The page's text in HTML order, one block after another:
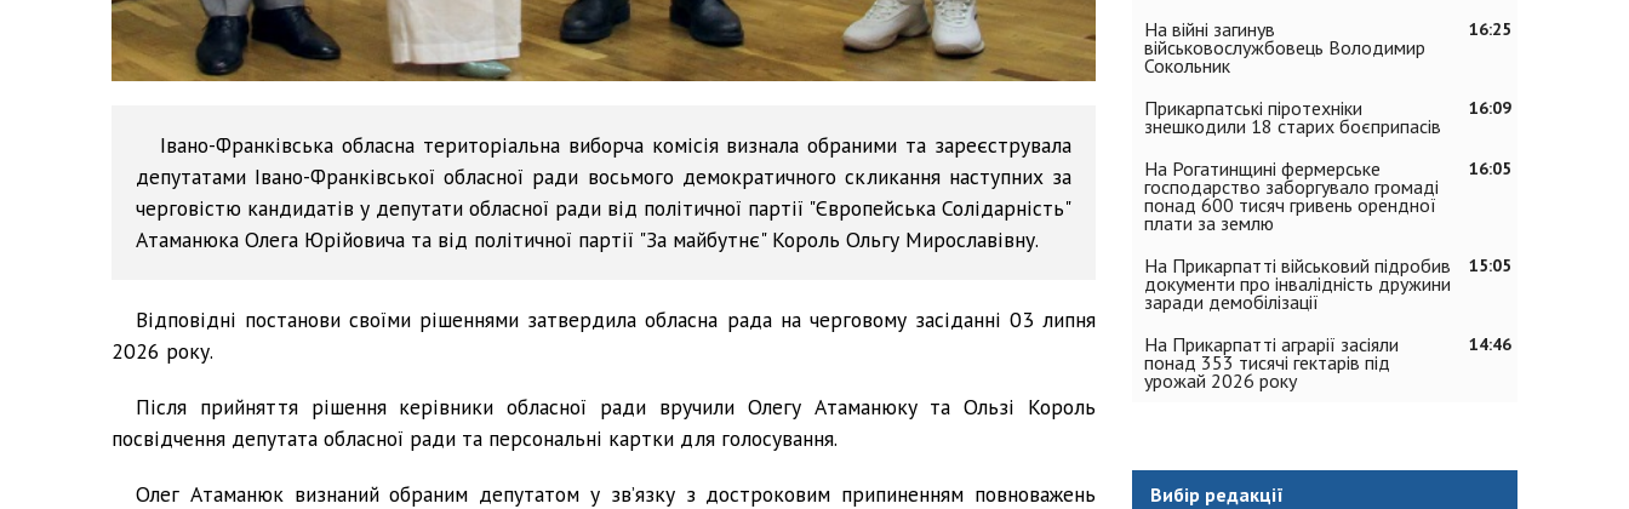
Івано-Франківська обласна територіальна виборча комісія визнала обраними та зареєструвала
депутатами Івано-Франківської обласної ради восьмого демократичного скликання наступних за
черговістю кандидатів у депутати обласної ради від політичної партії "Європейська Солідарність"
Атаманюка Олега Юрійовича та від політичної партії "За майбутнє" Король Ольгу Мирославівну.
Відповідні постанови своїми рішеннями затвердила обласна рада на черговому засіданні 03 липня
2026 року.
Після прийняття рішення керівники обласної ради вручили Олегу Атаманюку та Ользі Король
посвідчення депутата обласної ради та персональні картки для голосування.
Олег Атаманюк визнаний обраним депутатом у зв’язку з достроковим припиненням повноважень
16:25
На війні загинув
військовослужбовець Володимир
Сокольник
16:09
Прикарпатські піротехніки
знешкодили 18 старих боєприпасів
16:05
На Рогатинщині фермерське
господарство заборгувало громаді
понад 600 тисяч гривень орендної
плати за землю
15:05
На Прикарпатті військовий підробив
документи про інвалідність дружини
заради демобілізації
14:46
На Прикарпатті аграрії засіяли
понад 353 тисячі гектарів під
урожай 2026 року
Вибір редакції